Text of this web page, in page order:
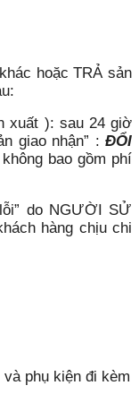
hoặc TRẢ sản
xuất ): sau 24 giờ
giao nhận” : ĐỔI
bao gồm phí
do NGƯỜI SỬ
hàng chịu chi
phụ kiện đi kèm